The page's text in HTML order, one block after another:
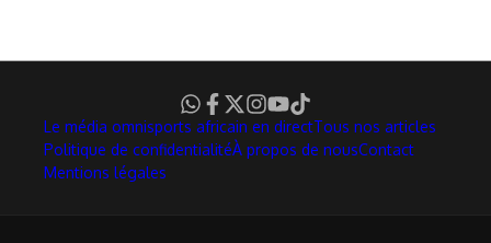
Le média omnisports africain en directTous nos articles
Politique de confidentialitéÀ propos de nousContact
Mentions légales